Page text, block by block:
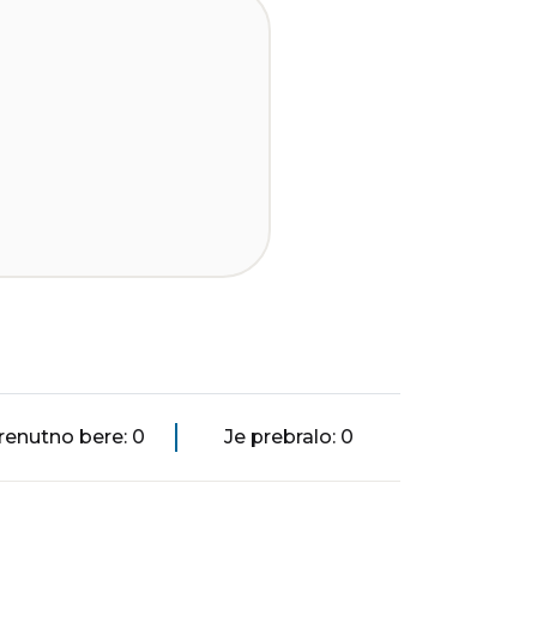
bere: 0 Je prebralo: 0